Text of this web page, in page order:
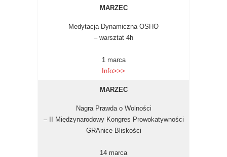
MARZEC
Medytacja Dynamiczna OSHO
– warsztat 4h
1 marca
Info>>>
MARZEC
Nagra Prawda o Wolności
– II Międzynarodowy Kongres Prowokatywności
GRAnice Bliskości
14 marca